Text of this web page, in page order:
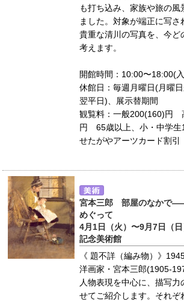
も打ち込み、家族や旅の風
ました。対象が端正に写さ
貴重な清川の写真を、今ど
考えます。
開館時間：10:00〜18:00(
休館日：毎週月曜日(月曜
翌平日)、展示替期間
観覧料：一般200(160)円
円 65歳以上、小・中学
せたがやアーツカード割引
宮本三郎 部屋のなかで
めぐって
4月1日（火）〜9月7日
記念美術館
《 題不詳（編み物）》
洋画家・宮本三郎(1905-
人物表現を中心に、描写力
せてご紹介します。それぞ